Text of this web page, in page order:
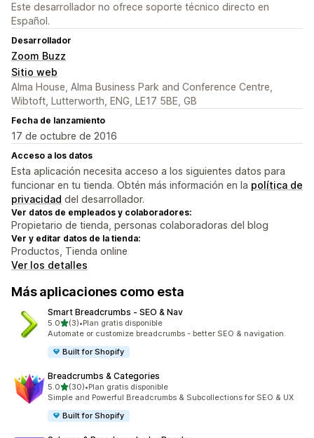
Este desarrollador no ofrece soporte técnico directo en
Español.
Desarrollador
Zoom Buzz
Sitio web
Alma House, Alma Business Park and Conference Centre,
Wibtoft, Lutterworth, ENG, LE17 5BE, GB
Fecha de lanzamiento
17 de octubre de 2016
Acceso a los datos
Esta aplicación necesita acceso a los siguientes datos para
funcionar en tu tienda. Obtén más información en la política de
privacidad del desarrollador.
Ver datos de empleados y colaboradores:
Propietario de tienda, personas colaboradoras del blog
Ver y editar datos de la tienda:
Productos, Tienda online
Ver los detalles
Más aplicaciones como esta
Smart Breadcrumbs ‑ SEO & Nav
5.0de 5 estrellas
(3)
3 reseñas en total
•Plan gratis disponible
Automate or customize breadcrumbs - better SEO & navigation.
Built for Shopify
Breadcrumbs & Categories
5.0de 5 estrellas
(30)
30 reseñas en total
•Plan gratis disponible
Simple and Powerful Breadcrumbs & Subcollections for SEO & UX
Built for Shopify